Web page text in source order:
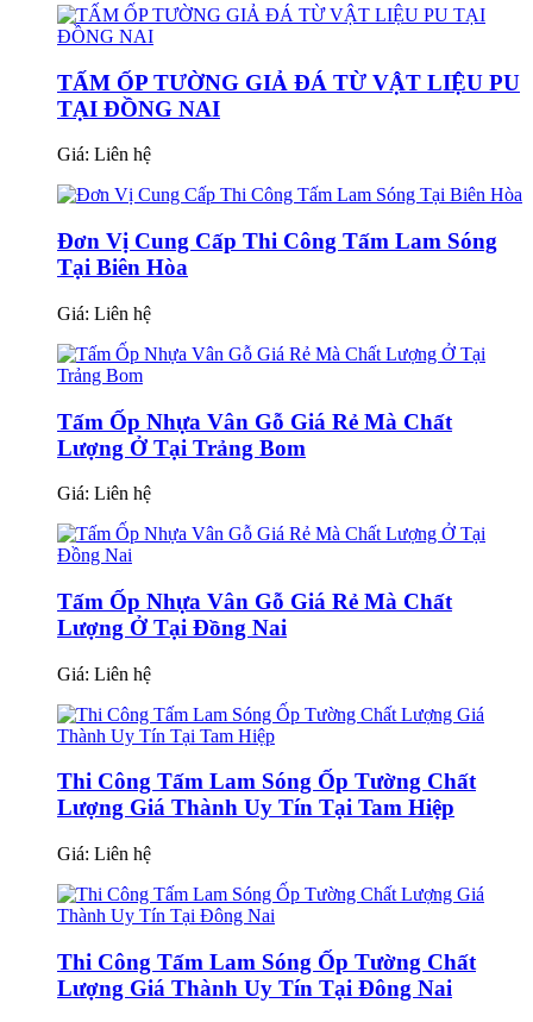
TẤM ỐP TƯỜNG GIẢ ĐÁ TỪ VẬT LIỆU PU
TẠI ĐỒNG NAI
Giá: Liên hệ
Đơn Vị Cung Cấp Thi Công Tấm Lam Sóng
Tại Biên Hòa
Giá: Liên hệ
Tấm Ốp Nhựa Vân Gỗ Giá Rẻ Mà Chất
Lượng Ở Tại Trảng Bom
Giá: Liên hệ
Tấm Ốp Nhựa Vân Gỗ Giá Rẻ Mà Chất
Lượng Ở Tại Đồng Nai
Giá: Liên hệ
Thi Công Tấm Lam Sóng Ốp Tường Chất
Lượng Giá Thành Uy Tín Tại Tam Hiệp
Giá: Liên hệ
Thi Công Tấm Lam Sóng Ốp Tường Chất
Lượng Giá Thành Uy Tín Tại Đông Nai